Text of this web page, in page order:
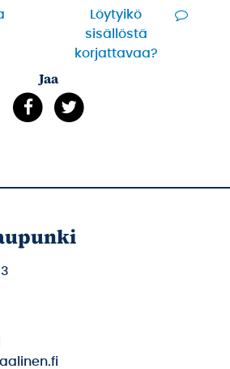
Löytyikö
sisällöstä
korjattavaa?
Jaa